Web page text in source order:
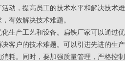
动，提高员工的技术水平和解决技术
有效解决技术难题。
生产工艺和设备。
扁铁厂家可以通过
客户的技术难题。可以引进先进的生
消耗。同时，要加强质量管理，严格控